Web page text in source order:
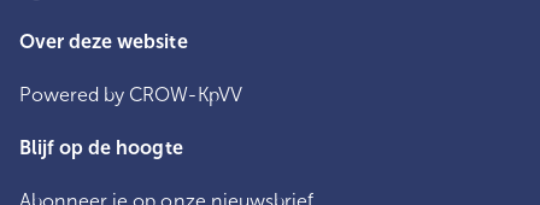
Over deze website
Powered by CROW-KpVV
Blijf op de hoogte